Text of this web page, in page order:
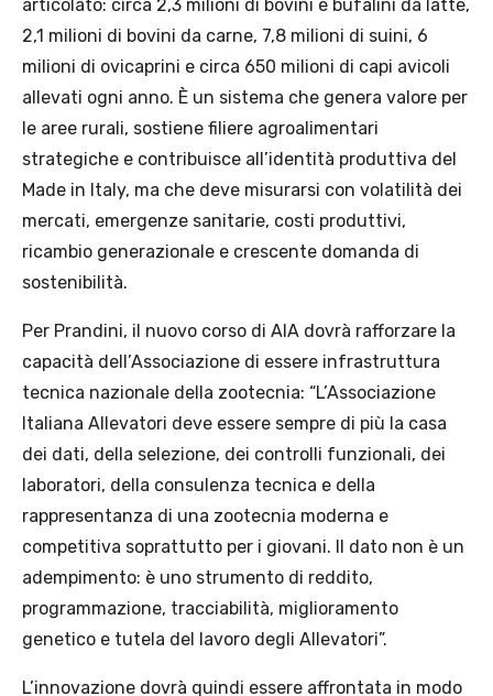
articolato: circa 2,3 milioni di bovini e bufalini da latte,
2,1 milioni di bovini da carne, 7,8 milioni di suini, 6
milioni di ovicaprini e circa 650 milioni di capi avicoli
allevati ogni anno. È un sistema che genera valore per
le aree rurali, sostiene filiere agroalimentari
strategiche e contribuisce all’identità produttiva del
Made in Italy, ma che deve misurarsi con volatilità dei
mercati, emergenze sanitarie, costi produttivi,
ricambio generazionale e crescente domanda di
sostenibilità.
Per Prandini, il nuovo corso di AIA dovrà rafforzare la
capacità dell’Associazione di essere infrastruttura
tecnica nazionale della zootecnia: “L’Associazione
Italiana Allevatori deve essere sempre di più la casa
dei dati, della selezione, dei controlli funzionali, dei
laboratori, della consulenza tecnica e della
rappresentanza di una zootecnia moderna e
competitiva soprattutto per i giovani. Il dato non è un
adempimento: è uno strumento di reddito,
programmazione, tracciabilità, miglioramento
genetico e tutela del lavoro degli Allevatori”.
L’innovazione dovrà quindi essere affrontata in modo